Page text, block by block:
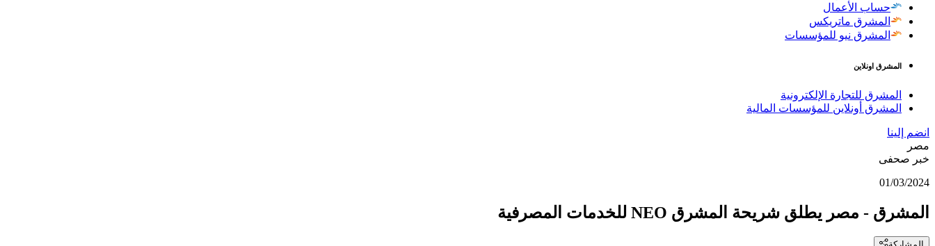
حساب الأعمال
المشرق ماتريكس
المشرق نيو للمؤسسات
المشرق اونلاين
المشرق للتجارة الإلكترونية
المشرق أونلاين للمؤسسات المالية
انضم إلينا
مصر
خبر صحفى
01/03/2024
المشرق - مصر يطلق شريحة المشرق NEO للخدمات المصرفية